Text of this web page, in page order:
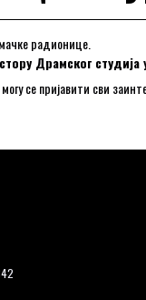
радионице.
Драмског студија
се пријавити сви